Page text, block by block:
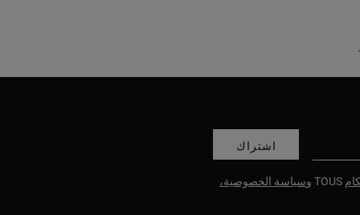
اشتراك
سياسة الخصوصية،